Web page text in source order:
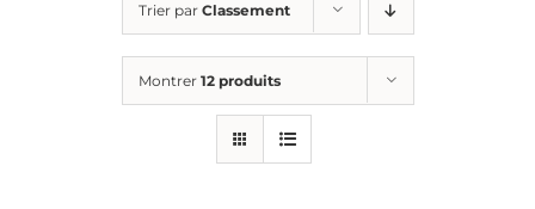
Stages vacances
Trier par Classement
Montrer 12 produits